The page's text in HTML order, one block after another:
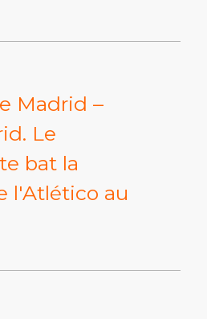
Madrid –
Le
bat la
l'Atlético au